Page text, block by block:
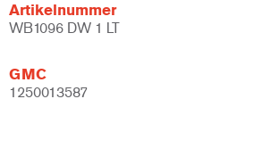
Artikelnummer
WB1096 DW 1 LT
GMC
1250013587